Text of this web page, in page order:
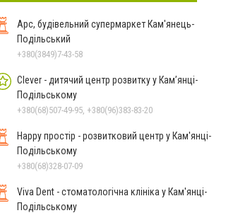
Арс, будівельний супермаркет Кам'янець-
Подільський
+380(3849)7-43-58
Clever - дитячий центр розвитку у Кам’янці-
Подільському
+380(68)507-49-95, +380(96)383-83-20
Happy простір - розвитковий центр у Кам'янці-
Подільському
+380(68)328-07-09
Viva Dent - стоматологічна клініка у Кам'янці-
Подільському